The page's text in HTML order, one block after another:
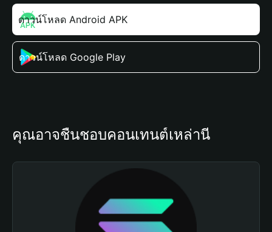
ดาวน์โหลด Android APK
ดาวน์โหลด Google Play
คุณอาจชื่นชอบคอนเทนต์เหล่านี้